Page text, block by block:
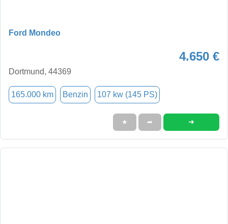
Ford Mondeo
4.650 €
Dortmund, 44369
165.000 km Benzin 107 kw (145 PS)
★ ➦ ➜